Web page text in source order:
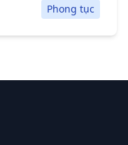
Phong tục